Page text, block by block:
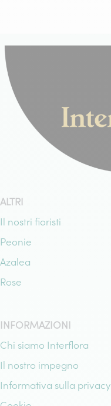
ALTRI
Il nostri fioristi
Peonie
Azalea
Rose
INFORMAZIONI
Chi siamo Interflora
Il nostro impegno
Informativa sulla privacy